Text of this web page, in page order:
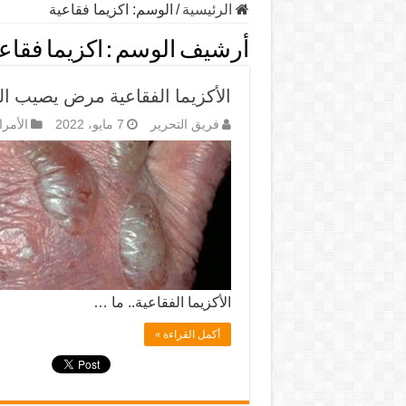
الرئيسية / الوسم: اكزيما فقاعية
أرشيف الوسم : اكزيما
الأكزيما الفقاعية مرض يصيب
فريق التحرير 7 مايو، 2022
الأكزيما الفقاعية.. ما …
أكمل القراءة »